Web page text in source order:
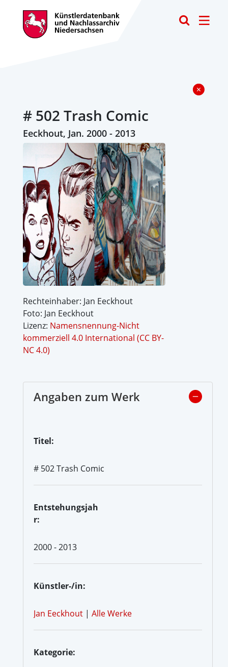
# 502 Trash Comic
Eeckhout, Jan. 2000 - 2013
Rechteinhaber: Jan Eeckhout
Foto: Jan Eeckhout
Lizenz: Namensnennung-Nicht
kommerziell 4.0 International (CC BY-
NC 4.0)
Angaben zum Werk
Titel:
# 502 Trash Comic
Entstehungsjah
r:
2000 - 2013
Künstler-/in:
Jan Eeckhout | Alle Werke
Kategorie: